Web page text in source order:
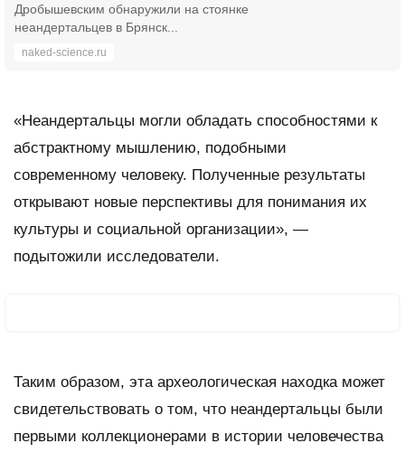
Дробышевским обнаружили на стоянке
неандертальцев в Брянск...
naked-science.ru
«Неандертальцы могли обладать способностями к
абстрактному мышлению, подобными
современному человеку. Полученные результаты
открывают новые перспективы для понимания их
культуры и социальной организации», —
подытожили исследователи.
Таким образом, эта археологическая находка может
свидетельствовать о том, что неандертальцы были
первыми коллекционерами в истории человечества